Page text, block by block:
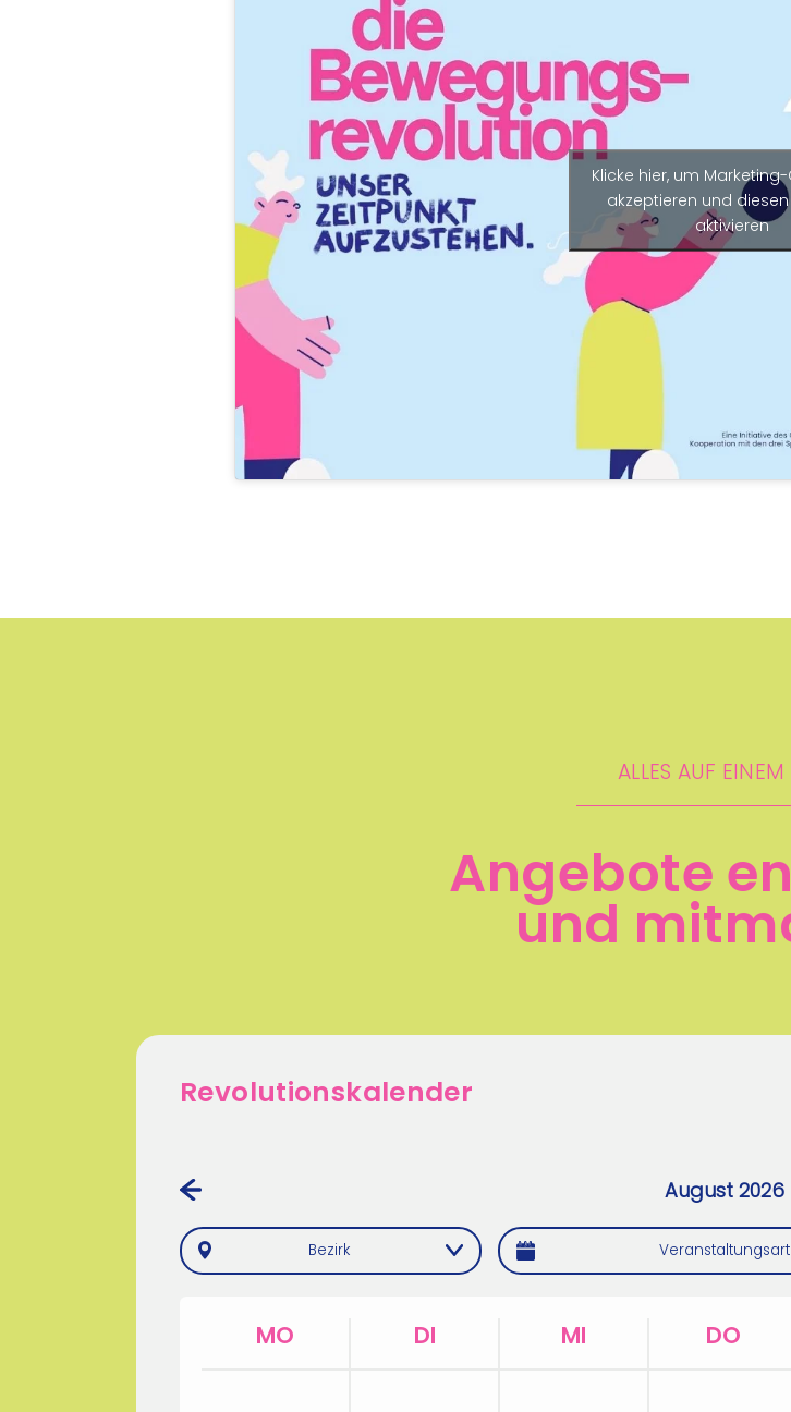
Klicke hier, um
akzeptieren und
aktivieren
ALLES AUF
Angebote
und
Revolutionskalender
‹ August 2026
MO DI MI DO
Bezirk Veranstaltungsart